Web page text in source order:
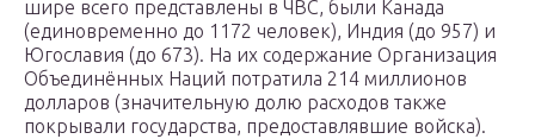
шире всего представлены в ЧВС, были Канада
(единовременно до 1172 человек), Индия (до 957) и
Югославия (до 673). На их содержание Организация
Объединённых Наций потратила 214 миллионов
долларов (значительную долю расходов также
покрывали государства, предоставлявшие войска).